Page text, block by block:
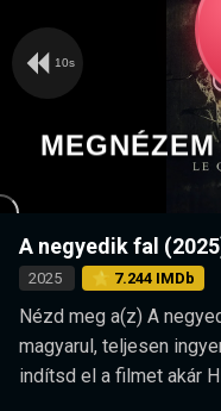
10s
A negyedik fal
2025 ⭐ 7.244 IMDb
Nézd meg a(z) A
magyarul, teljesen
indítsd el a filmet akár